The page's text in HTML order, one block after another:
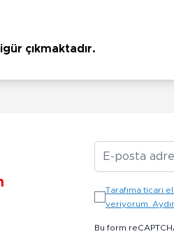
çıkmaktadır.
E-posta
Tarafıma ticari
veriyorum.
Bu form